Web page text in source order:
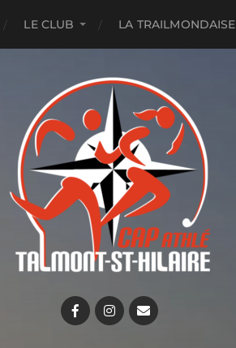
LE CLUB LA TRAILMONDAISE